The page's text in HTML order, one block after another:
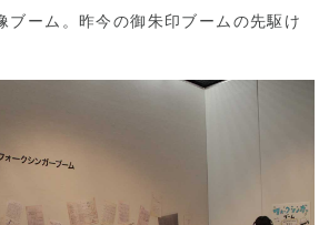
ブーム。昨今の御朱印ブームの先駆け